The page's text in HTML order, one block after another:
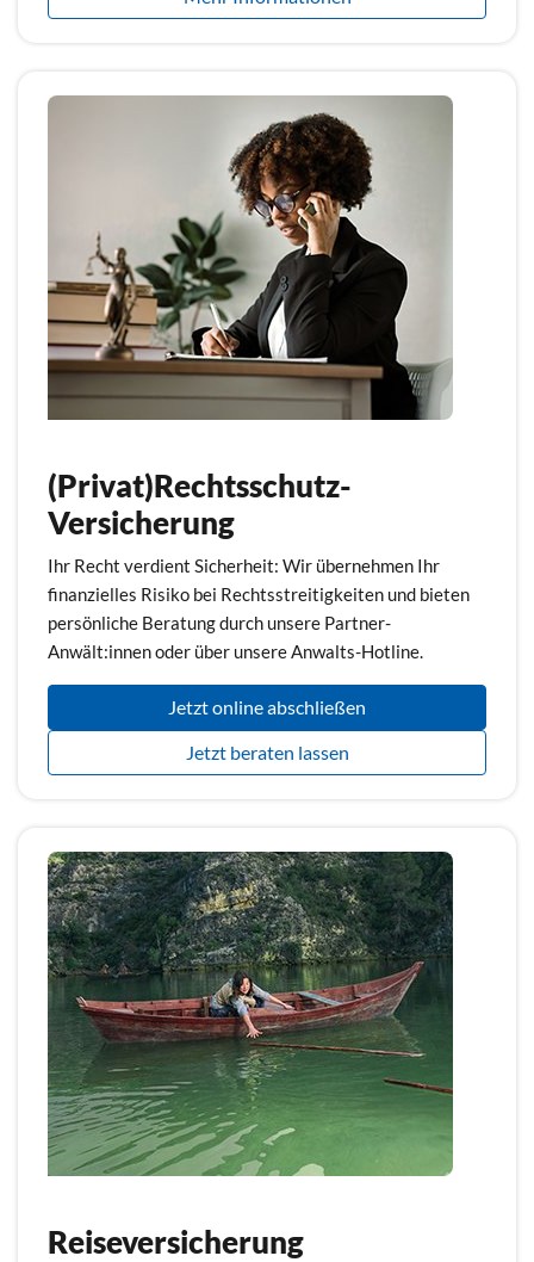
(Privat)Rechtsschutz-
Versicherung
Ihr Recht verdient Sicherheit: Wir übernehmen Ihr
finanzielles Risiko bei Rechtsstreitigkeiten und bieten
persönliche Beratung durch unsere Partner-
Anwält:innen oder über unsere Anwalts-Hotline.
Jetzt online abschließen
Jetzt beraten lassen
Reiseversicherung